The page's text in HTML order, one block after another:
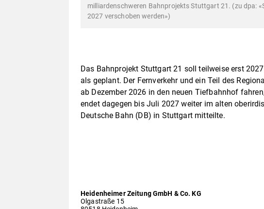
milliardenschweren Bahnprojekts Stuttgart 21. (zu dpa:
2027 verschoben werden»)
Das Bahnprojekt Stuttgart 21 soll teilweise erst
als geplant. Der Fernverkehr und ein Teil des
ab Dezember 2026 in den neuen Tiefbahnhof
endet dagegen bis Juli 2027 weiter im alten
Deutsche Bahn (DB) in Stuttgart mitteilte.
Heidenheimer Zeitung GmbH & Co. KG
Olgastraße 15